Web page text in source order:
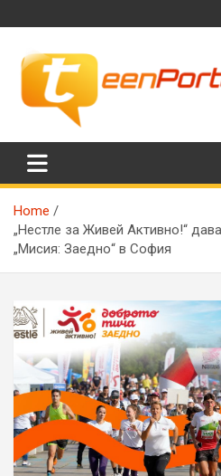
to
TeenPortall
Home
„Нестле за Живей Активно!“
„Мисия: Заедно“ в София